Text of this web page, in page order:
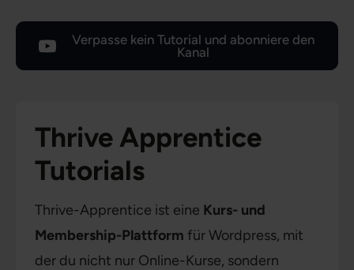
Verpasse kein Tutorial und abonniere den
Kanal
Thrive Apprentice
Tutorials
Thrive-Apprentice ist eine Kurs- und
Membership-Plattform für Wordpress, mit
der du nicht nur Online-Kurse, sondern